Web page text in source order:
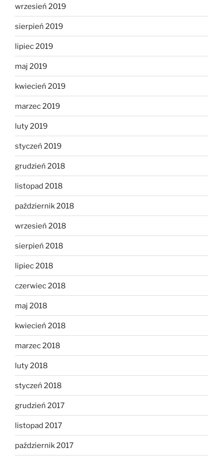
wrzesień 2019
sierpień 2019
lipiec 2019
maj 2019
kwiecień 2019
marzec 2019
luty 2019
styczeń 2019
grudzień 2018
listopad 2018
październik 2018
wrzesień 2018
sierpień 2018
lipiec 2018
czerwiec 2018
maj 2018
kwiecień 2018
marzec 2018
luty 2018
styczeń 2018
grudzień 2017
listopad 2017
październik 2017